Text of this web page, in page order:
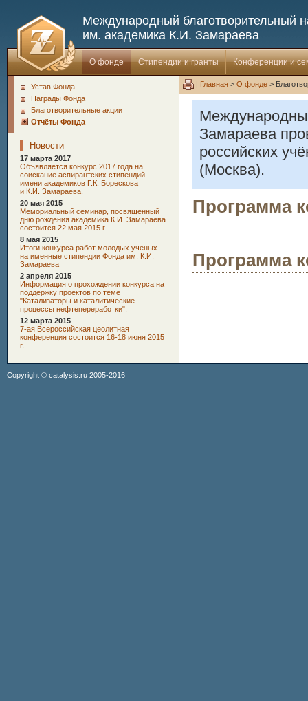
Международный благотворительный
им. академика К.И. Замараева
О фонде Стипендии и гранты Конференции и
Устав Фонда
Награды Фонда
Благотворительные акции
Отчёты Фонда
Новости
17 марта 2017
Oбъявляется конкурс 2017 года на
соискание аспирантских стипендий
имени академиков Г.К. Борескова
и К.И. Замараева.
20 мая 2015
Мемориальный семинар, посвященный
дню рождения академика К.И. Замараева
состоится 22 мая 2015 г
8 мая 2015
Итоги конкурса работ молодых ученых
на именные стипендии Фонда им. К.И.
Замараева
2 апреля 2015
Информация о прохождении конкурса на
поддержку проектов по теме
"Катализаторы и каталитические
процессы нефтепереработки".
12 марта 2015
7-ая Всероссийская цеолитная
конференция состоится 16-18 июня 2015
г.
| Главная > О фонде >
Замараева
российских
(Москва).
Программа
Программа
Copyright © catalysis.ru 2005-2016